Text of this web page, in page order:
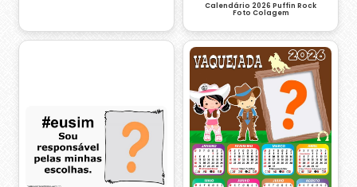
Calendário 2026 Puffin Rock
Foto Colagem